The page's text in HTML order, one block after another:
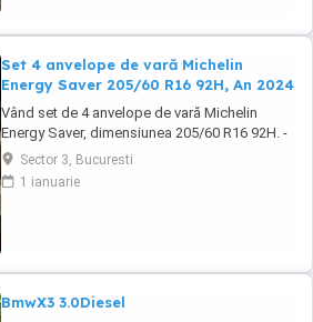
Set 4 anvelope de vară Michelin
Energy Saver 205/60 R16 92H, An 2024
Vând set de 4 anvelope de vară Michelin
Energy Saver, dimensiunea 205/60 R16 92H. -
DOT 3424 (fabricate în săptămâna 34 din
2024) - Marcă premium Michelin - Profil în
stare foarte bună (conform fotografiilor) -
Sector 3, Bucuresti
1 ianuarie
BmwX3 3.0Diesel